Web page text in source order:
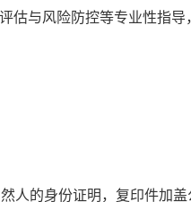
估与风险防控等专业性指导
人的身份证明，复印件加盖